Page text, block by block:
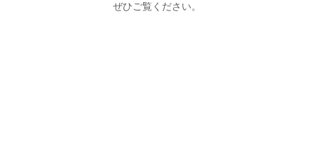
ぜひご覧ください。